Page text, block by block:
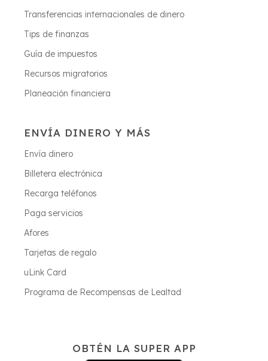
Transferencias internacionales de dinero
Tips de finanzas
Guía de impuestos
Recursos migratorios
Planeación financiera
ENVÍA DINERO Y MÁS
Envía dinero
Billetera electrónica
Recarga teléfonos
Paga servicios
Afores
Tarjetas de regalo
uLink Card
Programa de Recompensas de Lealtad
OBTÉN LA SUPER APP